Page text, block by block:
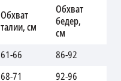
Обхват
талии, см
Обхват
бедер,
см
61-66 86-92
68-71 92-96